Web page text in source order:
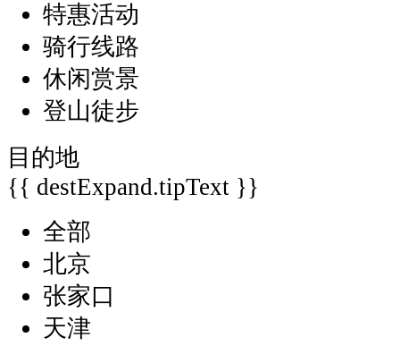
特惠活动
骑行线路
休闲赏景
登山徒步
目的地
{{ destExpand.tipText }}
全部
北京
张家口
天津